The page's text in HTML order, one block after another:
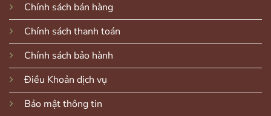
Chính sách bán hàng
Chính sách thanh toán
Chính sách bảo hành
Điều Khoản dịch vụ
Bảo mật thông tin